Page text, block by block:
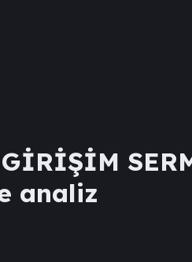
analiz